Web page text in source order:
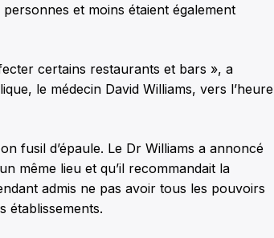
et moins étaient également
certains restaurants et bars », a
le médecin David Williams, vers l’heure
fusil d’épaule. Le Dr Williams a annoncé
même lieu et qu’il recommandait la
admis ne pas avoir tous les pouvoirs
établissements.